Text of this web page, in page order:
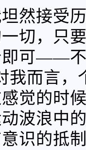
然接受
切，只
即可——
我而言，
觉的时
波浪中
识的抵